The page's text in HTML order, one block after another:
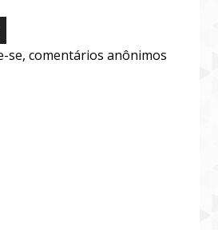
se, comentários anônimos